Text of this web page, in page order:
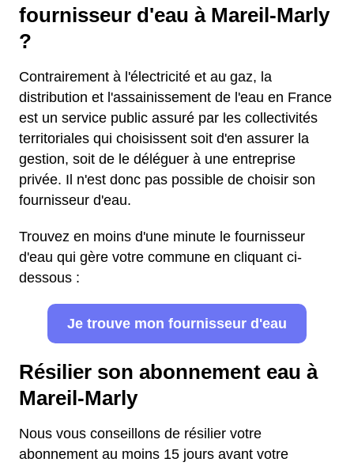
fournisseur d'eau à Mareil-Marly
?
Contrairement à l'électricité et au gaz, la
distribution et l'assainissement de l'eau en France
est un service public assuré par les collectivités
territoriales qui choisissent soit d'en assurer la
gestion, soit de le déléguer à une entreprise
privée. Il n'est donc pas possible de choisir son
fournisseur d'eau.
Trouvez en moins d'une minute le fournisseur
d'eau qui gère votre commune en cliquant ci-
dessous :
Je trouve mon fournisseur d'eau
Résilier son abonnement eau à
Mareil-Marly
Nous vous conseillons de résilier votre
abonnement au moins 15 jours avant votre